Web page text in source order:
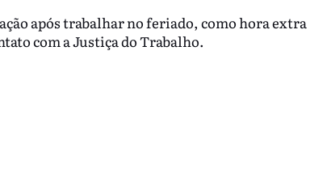
após trabalhar no feriado, como hora extra
com a Justiça do Trabalho.